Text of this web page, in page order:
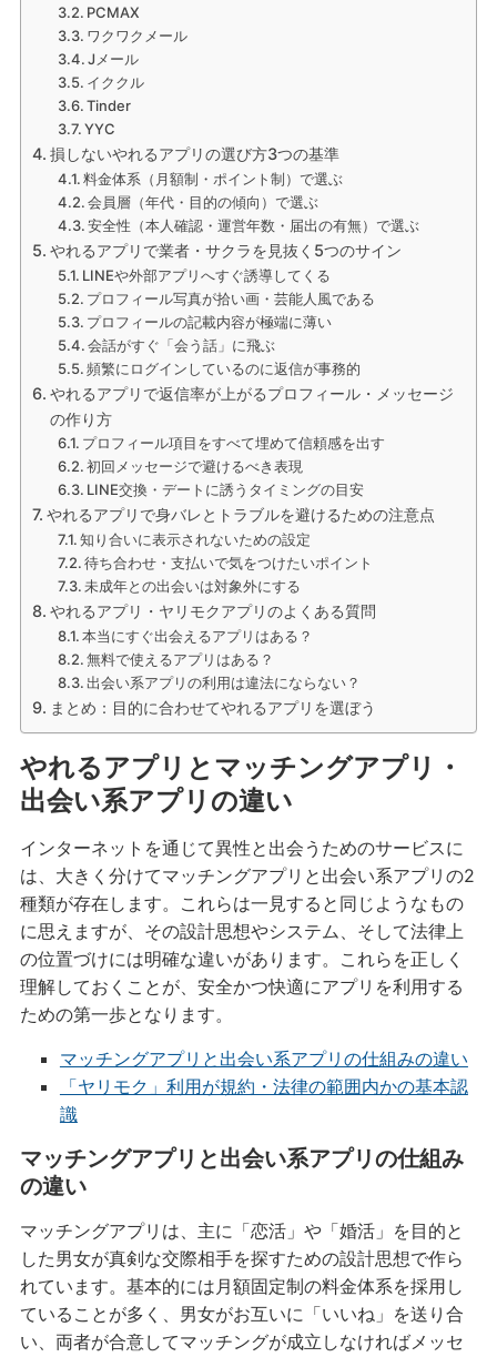
PCMAX
ワクワクメール
Jメール
イククル
Tinder
YYC
損しないやれるアプリの選び方3つの基準
料金体系（月額制・ポイント制）で選ぶ
会員層（年代・目的の傾向）で選ぶ
安全性（本人確認・運営年数・届出の有無）で選ぶ
やれるアプリで業者・サクラを見抜く5つのサイン
LINEや外部アプリへすぐ誘導してくる
プロフィール写真が拾い画・芸能人風である
プロフィールの記載内容が極端に薄い
会話がすぐ「会う話」に飛ぶ
頻繁にログインしているのに返信が事務的
やれるアプリで返信率が上がるプロフィール・メッセージ
の作り方
プロフィール項目をすべて埋めて信頼感を出す
初回メッセージで避けるべき表現
LINE交換・デートに誘うタイミングの目安
やれるアプリで身バレとトラブルを避けるための注意点
知り合いに表示されないための設定
待ち合わせ・支払いで気をつけたいポイント
未成年との出会いは対象外にする
やれるアプリ・ヤリモクアプリのよくある質問
本当にすぐ出会えるアプリはある？
無料で使えるアプリはある？
出会い系アプリの利用は違法にならない？
まとめ：目的に合わせてやれるアプリを選ぼう
やれるアプリとマッチングアプリ・
出会い系アプリの違い
インターネットを通じて異性と出会うためのサービスに
は、大きく分けてマッチングアプリと出会い系アプリの2
種類が存在します。これらは一見すると同じようなもの
に思えますが、その設計思想やシステム、そして法律上
の位置づけには明確な違いがあります。これらを正しく
理解しておくことが、安全かつ快適にアプリを利用する
ための第一歩となります。
マッチングアプリと出会い系アプリの仕組みの違い
「ヤリモク」利用が規約・法律の範囲内かの基本認
識
マッチングアプリと出会い系アプリの仕組み
の違い
マッチングアプリは、主に「恋活」や「婚活」を目的と
した男女が真剣な交際相手を探すための設計思想で作ら
れています。基本的には月額固定制の料金体系を採用し
ていることが多く、男女がお互いに「いいね」を送り合
い、両者が合意してマッチングが成立しなければメッセ